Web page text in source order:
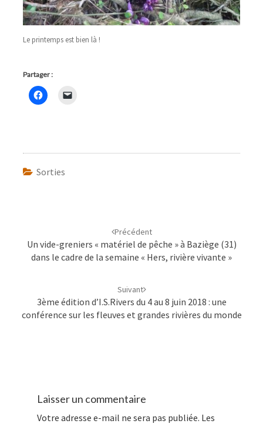
Le printemps est bien là !
Partager :
Sorties
Précédent
Un vide-greniers « matériel de pêche » à Baziège (31)
dans le cadre de la semaine « Hers, rivière vivante »
Suivant
3ème édition d’I.S.Rivers du 4 au 8 juin 2018 : une
conférence sur les fleuves et grandes rivières du monde
Laisser un commentaire
Votre adresse e-mail ne sera pas publiée. Les